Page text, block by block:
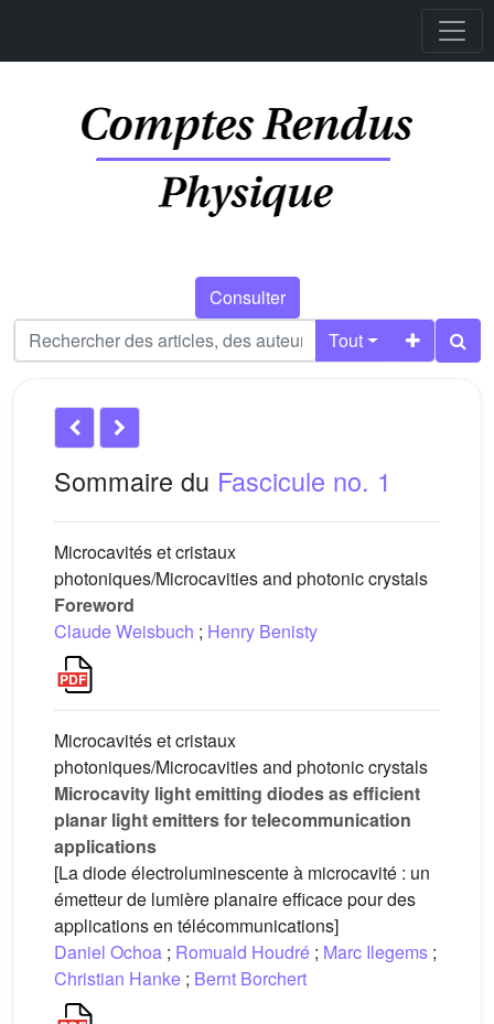
Consulter
Tout
Sommaire du Fascicule no. 1
Microcavités et cristaux
photoniques/Microcavities and photonic crystals
Foreword
Claude Weisbuch ; Henry Benisty
Microcavités et cristaux
photoniques/Microcavities and photonic crystals
Microcavity light emitting diodes as efficient
planar light emitters for telecommunication
applications
[La diode électroluminescente à microcavité : un
émetteur de lumière planaire efficace pour des
applications en télécommunications]
Daniel Ochoa ; Romuald Houdré ; Marc Ilegems ;
Christian Hanke ; Bernt Borchert